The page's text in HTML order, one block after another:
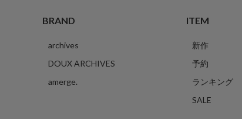
BRAND
archives
DOUX ARCHIVES
amerge.
ITEM
新作
予約
ランキング
SALE